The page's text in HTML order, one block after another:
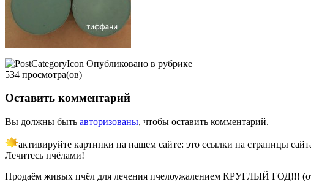
Опубликовано в рубрике
534 просмотра(ов)
Оставить комментарий
Вы должны быть авторизованы, чтобы оставить комментарий.
активируйте картинки на нашем сайте: это ссылки на страницы
Лечитесь пчёлами!
Продаём живых пчёл для лечения пчелоужалением КРУГЛЫЙ ГОД!!!